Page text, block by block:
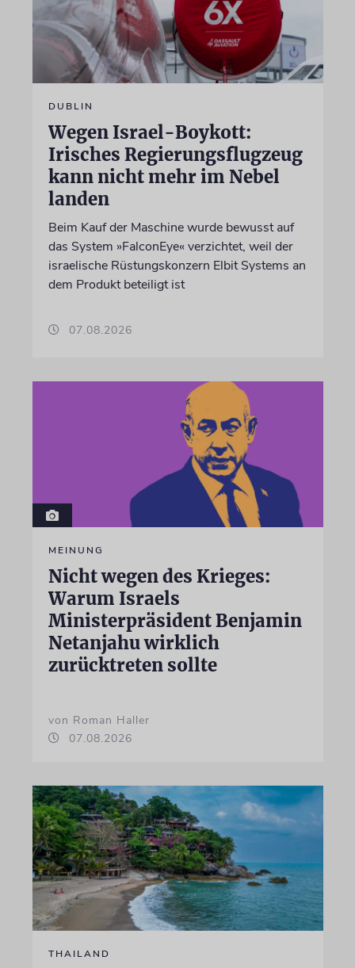
DUBLIN
Wegen Israel-Boykott:
Irisches Regierungsflugzeug
kann nicht mehr im Nebel
landen
Beim Kauf der Maschine wurde bewusst auf
das System »FalconEye« verzichtet, weil der
israelische Rüstungskonzern Elbit Systems an
dem Produkt beteiligt ist
07.08.2026
MEINUNG
Nicht wegen des Krieges:
Warum Israels
Ministerpräsident Benjamin
Netanjahu wirklich
zurücktreten sollte
von Roman Haller
07.08.2026
THAILAND